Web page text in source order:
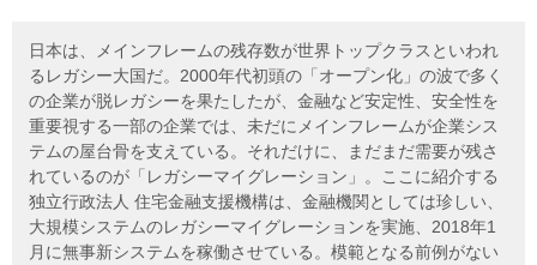
日本は、メインフレームの残存数が世界トップクラスといわれ
るレガシー大国だ。2000年代初頭の「オープン化」の波で多く
の企業が脱レガシーを果たしたが、金融など安定性、安全性を
重要視する一部の企業では、未だにメインフレームが企業シス
テムの屋台骨を支えている。それだけに、まだまだ需要が残さ
れているのが「レガシーマイグレーション」。ここに紹介する
独立行政法人 住宅金融支援機構は、金融機関としては珍しい、
大規模システムのレガシーマイグレーションを実施、2018年1
月に無事新システムを稼働させている。模範となる前例がない